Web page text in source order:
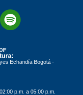
Echandía Bogotá -
p.m. a 05:00 p.m.